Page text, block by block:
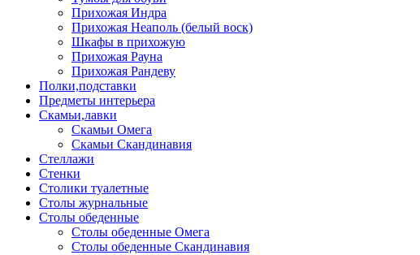
Прихожая Индра
Прихожая Неаполь (белый воск)
Шкафы в прихожую
Прихожая Рауна
Прихожая Рандеву
Полки,подставки
Предметы интерьера
Скамьи,лавки
Скамьи Омега
Скамьи Скандинавия
Стеллажи
Стенки
Столики туалетные
Столы журнальные
Столы обеденные
Столы обеденные Омега
Столы обеденные Скандинавия